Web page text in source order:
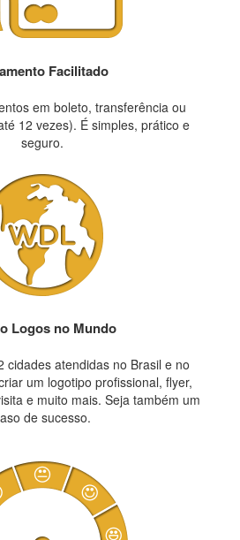
Facilitado
em boleto, transferência ou
12 vezes). É simples, prático e
seguro.
Logos no Mundo
cidades atendidas no Brasil e no
um logotipo profissional, flyer,
e muito mais. Seja também um
de sucesso.